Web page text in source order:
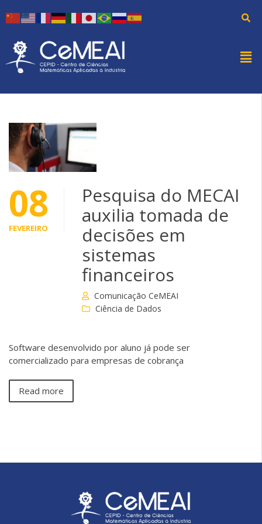
08
FEVEREIRO
Pesquisa do MECAI
auxilia tomada de
decisões em
sistemas
financeiros
Comunicação CeMEAI
Ciência de Dados
Software desenvolvido por aluno já pode ser
comercializado para empresas de cobrança
Read more